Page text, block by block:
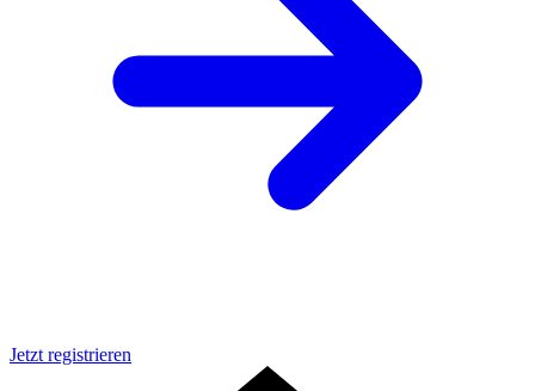
Jetzt registrieren